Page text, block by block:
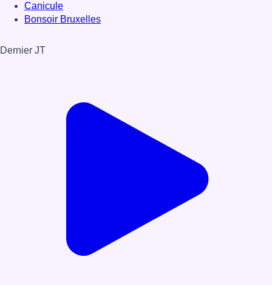
Canicule
Bonsoir Bruxelles
Dernier JT